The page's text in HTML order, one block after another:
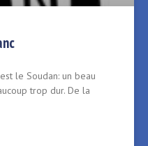
le Soudan: un beau
trop dur. De la